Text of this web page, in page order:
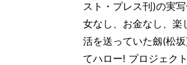
スト・プレス刊)の実
女なし、お金なし、楽
活を送っていた劔(松
てハロー! プロジェク